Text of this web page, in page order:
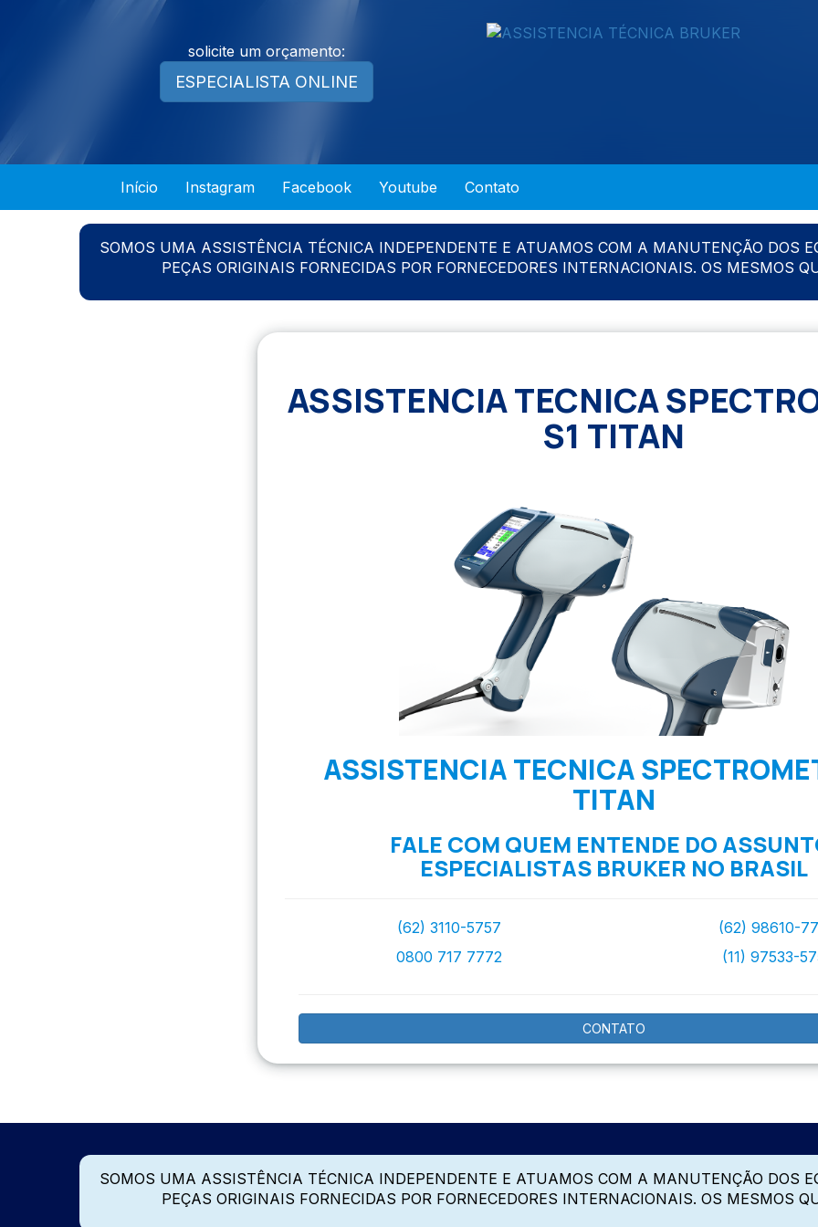
solicite um orçamento:
ESPECIALISTA ONLINE
Início Instagram Facebook Youtube Contato
SOMOS UMA ASSISTÊNCIA TÉCNICA INDEPENDENTE E ATUAMOS COM A MANUTENÇÃO DOS
PEÇAS ORIGINAIS FORNECIDAS POR FORNECEDORES INTERNACIONAIS. OS MESMOS
ASSISTENCIA TECNICA
S1 TITAN
ASSISTENCIA TECNICA
TITAN
FALE COM QUEM ENTENDE DO
ESPECIALISTAS BRUKER NO BRASIL
(62) 3110-5757
0800 717 7772
(62) 98610-
(11) 97533-
CONTATO
SOMOS UMA ASSISTÊNCIA TÉCNICA INDEPENDENTE E ATUAMOS COM A MANUTENÇÃO DOS
PEÇAS ORIGINAIS FORNECIDAS POR FORNECEDORES INTERNACIONAIS. OS MESMOS